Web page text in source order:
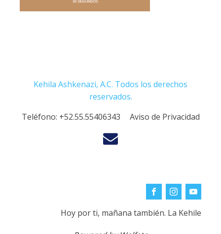
Kehila Ashkenazi, A.C. Todos los derechos
reservados.
Teléfono: +52.55.55406343 Aviso de Privacidad
Hoy por ti, mañana también. La Kehile